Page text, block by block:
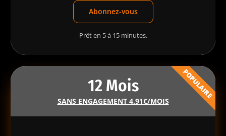
Abonnez-vous
Prêt en 5 à 15 minutes.
12 Mois
SANS ENGAGEMENT 4.91€/MOIS
POPULAIRE